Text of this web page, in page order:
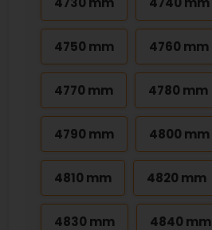
4750 mm 4760 mm
4770 mm 4780 mm
4790 mm 4800 mm
4810 mm 4820 mm
4830 mm 4840 mm